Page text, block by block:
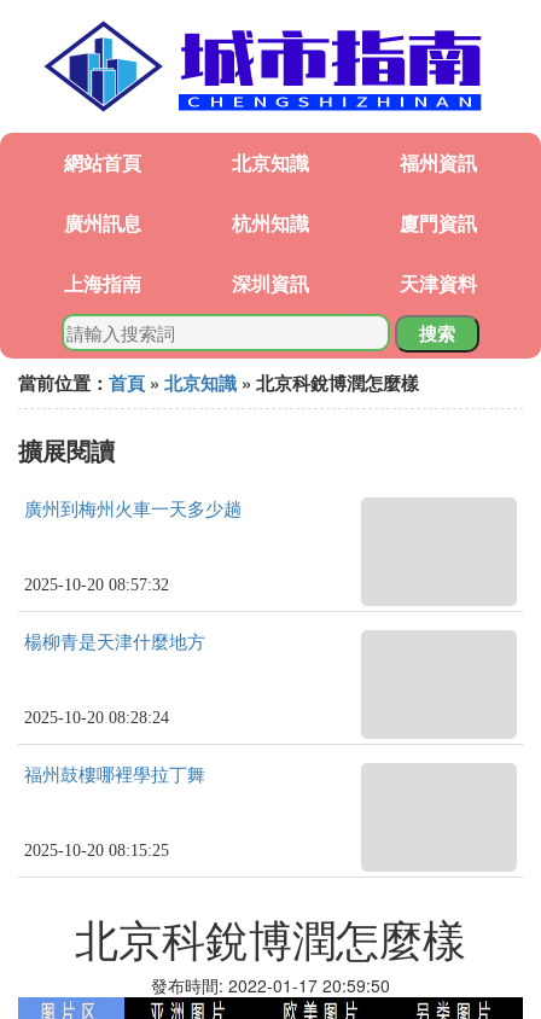
網站首頁 北京知識 福州資訊
廣州訊息 杭州知識 廈門資訊
上海指南 深圳資訊 天津資料
搜索
當前位置： 首頁 » 北京知識 » 北京科銳博潤怎麼樣
擴展閱讀
廣州到梅州火車一天多少趟
2025-10-20 08:57:32
楊柳青是天津什麼地方
2025-10-20 08:28:24
福州鼓樓哪裡學拉丁舞
2025-10-20 08:15:25
北京科銳博潤怎麼樣
發布時間: 2022-01-17 20:59:50